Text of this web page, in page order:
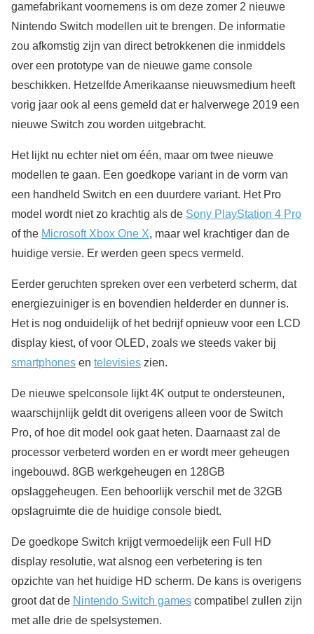
gamefabrikant voornemens is om deze zomer 2 nieuwe
Nintendo Switch modellen uit te brengen. De informatie
zou afkomstig zijn van direct betrokkenen die inmiddels
over een prototype van de nieuwe game console
beschikken. Hetzelfde Amerikaanse nieuwsmedium heeft
vorig jaar ook al eens gemeld dat er halverwege 2019 een
nieuwe Switch zou worden uitgebracht.
Het lijkt nu echter niet om één, maar om twee nieuwe
modellen te gaan. Een goedkope variant in de vorm van
een handheld Switch en een duurdere variant. Het Pro
model wordt niet zo krachtig als de Sony PlayStation 4 Pro
of the Microsoft Xbox One X, maar wel krachtiger dan de
huidige versie. Er werden geen specs vermeld.
Eerder geruchten spreken over een verbeterd scherm, dat
energiezuiniger is en bovendien helderder en dunner is.
Het is nog onduidelijk of het bedrijf opnieuw voor een LCD
display kiest, of voor OLED, zoals we steeds vaker bij
smartphones en televisies zien.
De nieuwe spelconsole lijkt 4K output te ondersteunen,
waarschijnlijk geldt dit overigens alleen voor de Switch
Pro, of hoe dit model ook gaat heten. Daarnaast zal de
processor verbeterd worden en er wordt meer geheugen
ingebouwd. 8GB werkgeheugen en 128GB
opslaggeheugen. Een behoorlijk verschil met de 32GB
opslagruimte die de huidige console biedt.
De goedkope Switch krijgt vermoedelijk een Full HD
display resolutie, wat alsnog een verbetering is ten
opzichte van het huidige HD scherm. De kans is overigens
groot dat de Nintendo Switch games compatibel zullen zijn
met alle drie de spelsystemen.